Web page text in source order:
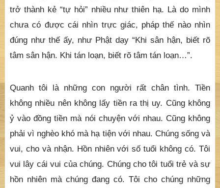
trở thành kẻ “tự hỏi” nhiều như thiên hạ. Là do mình
chưa có được cái nhìn trực giác, pháp thế nào nhìn
đúng như thế ấy, như Phật dạy “Khi sân hận, biết rõ
tâm sân hận. Khi tán loạn, biết rõ tâm tán loạn…”.
Quanh tôi là những con người rất chân tình. Tiền
không nhiều nên không lấy tiền ra thị uy. Cũng không
ỷ vào đồng tiền mà nói chuyện với nhau. Cũng không
phải vì nghèo khó mà hạ tiện với nhau. Chúng sống và
vui, cho và nhận. Hồn nhiên với số tuổi không có. Tôi
vui lây cái vui của chúng. Chúng cho tôi tuổi trẻ và sự
hồn nhiên mà chúng đang có. Tôi cho chúng những